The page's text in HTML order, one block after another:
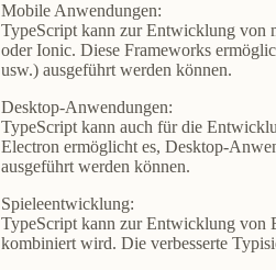
Mobile Anwendungen:
TypeScript kann zur Entwicklung von
oder Ionic. Diese Frameworks
usw.) ausgeführt werden können.
Desktop-Anwendungen:
TypeScript kann auch für die
Electron ermöglicht es, Desktop-
ausgeführt werden können.
Spieleentwicklung:
TypeScript kann zur Entwicklung von
kombiniert wird. Die verbesserte